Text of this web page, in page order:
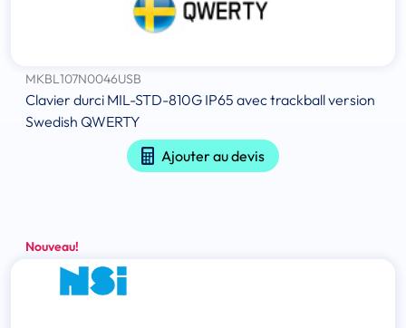
MKBL107N0046USB
Clavier durci MIL-STD-810G IP65 avec trackball version
Swedish QWERTY
Ajouter au devis
Nouveau!